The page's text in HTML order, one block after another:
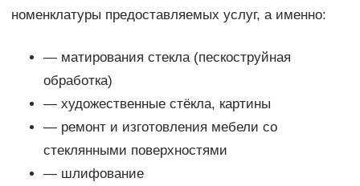
номенклатуры предоставляемых услуг, а именно:
— матирования стекла (пескоструйная
обработка)
— художественные стёкла, картины
— ремонт и изготовления мебели со
стеклянными поверхностями
— шлифование